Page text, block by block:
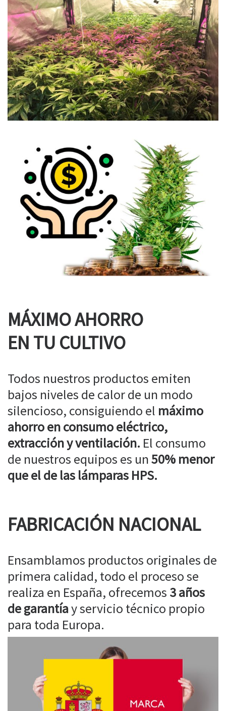
MÁXIMO AHORRO
EN TU CULTIVO
Todos nuestros productos emiten
bajos niveles de calor de un modo
silencioso, consiguiendo el máximo
ahorro en consumo eléctrico,
extracción y ventilación. El consumo
de nuestros equipos es un50% menor
que el de las lámparas HPS.
FABRICACIÓN NACIONAL
Ensamblamos productos originales de
primera calidad, todo el proceso se
realiza en España, ofrecemos 3 años
de garantíay servicio técnico propio
para toda Europa.